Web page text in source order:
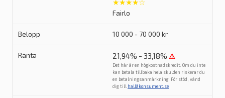
★★★★☆
Fairlo
10 000 - 70 000 kr
21,94% - 33,18% ⚠
Det här är en högkostnadskredit. Om du inte
kan betala tillbaka hela skulden riskerar du
en betalningsanmärkning. För stöd, vänd
dig till hallåkonsument.se